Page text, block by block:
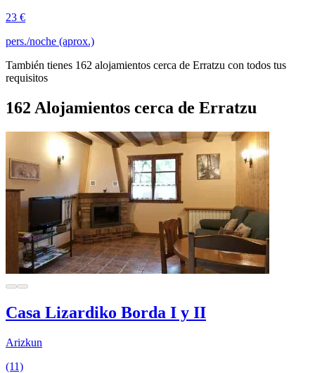
23 €
pers./noche (aprox.)
También tienes 162 alojamientos cerca de Erratzu con todos tus
requisitos
162 Alojamientos cerca de Erratzu
Casa Lizardiko Borda I y II
Arizkun
(11)